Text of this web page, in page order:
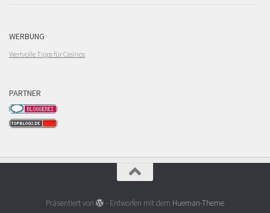
WERBUNG
Wertvolle Tipps für Casinos
PARTNER
Präsentiert von - Entworfen mit dem Hueman-Theme